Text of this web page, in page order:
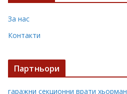
За нас
Контакти
Партньори
гаражни секционни врати хьорман